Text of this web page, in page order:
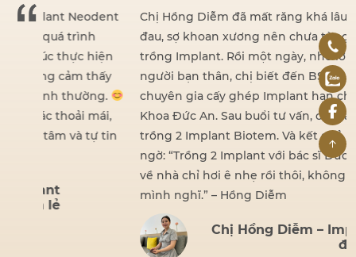
Chị Hồng Diễm đã mất răng khá lâu nhưng vì sợ
đau, sợ khoan xương nên chưa từng nghĩ đến việc
trồng Implant. Rồi một ngày, nhờ lời giới thiệu của
người bạn thân, chị biết đến BS Hồ Đình Đức –
chuyên gia cấy ghép Implant hạn chế đau tại Nha
Khoa Đức An. Sau buổi tư vấn, chị đã quyết định
trồng 2 Implant Biotem. Và kết quả khiến chị bất
ngờ: “Trồng 2 Implant với bác sĩ Đức nhẹ nhàng lắm,
về nhà chỉ hơi ê nhẹ rồi thôi, không hề đau như
mình nghĩ.” – Hồng Diễm
Chị Hồng Diễm – Implant